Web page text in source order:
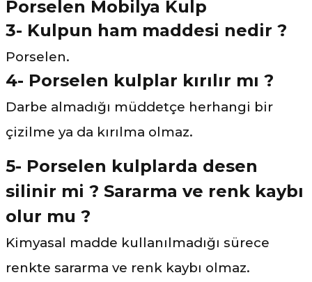
3- Kulpun ham maddesi nedir ?
Porselen.
4- Porselen kulplar kırılır mı ?
Darbe almadığı müddetçe herhangi bir
çizilme ya da kırılma olmaz.
5- Porselen kulplarda desen
silinir mi ? Sararma ve renk kaybı
olur mu ?
Kimyasal madde kullanılmadığı sürece
renkte sararma ve renk kaybı olmaz.